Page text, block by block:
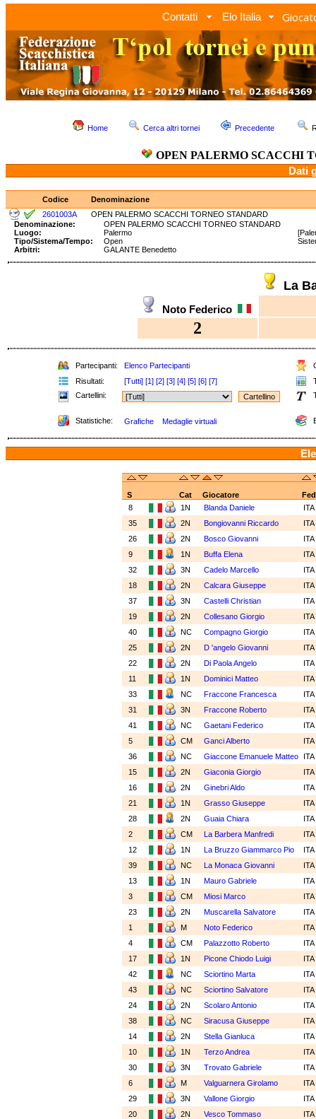
Contatti Elo Italia
Home Cerca altri tornei Precedente
OPEN PALERMO SCACCHI
Dati
Codice
Denominazione
2601003A
OPEN PALERMO SCACCHI TORNEO STANDARD
Denominazione:
OPEN PALERMO SCACCHI TORNEO STANDARD
Luogo:
Palermo
Tipo/Sistema/Tempo:
Open
Arbitri:
GALANTE Benedetto
La
Noto Federico
2
Partecipanti: Elenco Partecipanti
Risultati:
[Tutti] [1] [2] [3] [4] [5] [6] [7]
Cartellini:
Statistiche: Grafiche Medaglie virtuali
S Cat Giocatore
Fed
8
1N Blanda Daniele
ITA
35
2N Bongiovanni Riccardo
ITA
26
2N Bosco Giovanni
ITA
9
1N Buffa Elena
ITA
32
3N Cadelo Marcello
ITA
18
2N Calcara Giuseppe
ITA
37
3N Castelli Christian
ITA
19
2N Collesano Giorgio
ITA
40
NC Compagno Giorgio
ITA
25
2N D 'angelo Giovanni
ITA
22
2N Di Paola Angelo
ITA
11
1N Dominici Matteo
ITA
33
NC Fraccone Francesca
ITA
31
3N Fraccone Roberto
ITA
41
NC Gaetani Federico
ITA
5
CM Ganci Alberto
ITA
36
NC Giaccone Emanuele Matteo
ITA
15
2N Giaconia Giorgio
ITA
16
2N Ginebri Aldo
ITA
21
1N Grasso Giuseppe
ITA
28
2N Guaia Chiara
ITA
2
CM La Barbera Manfredi
ITA
12
1N La Bruzzo Giammarco Pio
ITA
39
NC La Monaca Giovanni
ITA
13
1N Mauro Gabriele
ITA
3
CM Miosi Marco
ITA
23
2N Muscarella Salvatore
ITA
1
M Noto Federico
ITA
4
CM Palazzotto Roberto
ITA
17
1N Picone Chiodo Luigi
ITA
42
NC Sciortino Marta
ITA
43
NC Sciortino Salvatore
ITA
24
2N Scolaro Antonio
ITA
38
NC Siracusa Giuseppe
ITA
14
2N Stella Gianluca
ITA
10
1N Terzo Andrea
ITA
30
3N Trovato Gabriele
ITA
6
M Valguarnera Girolamo
ITA
29
3N Vallone Giorgio
ITA
20
2N Vesco Tommaso
ITA